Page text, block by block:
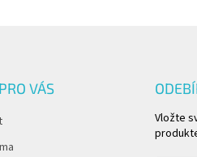
VÁS
Vložte